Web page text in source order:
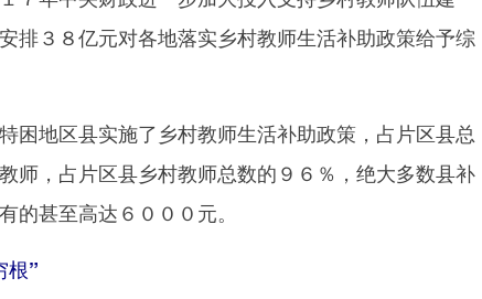
排３８亿元对各地落实乡村教师生活补助政策给予综
地区县实施了乡村教师生活补助政策，占片区县总
师，占片区县乡村教师总数的９６％，绝大多数县补
的甚至高达６０００元。
根”